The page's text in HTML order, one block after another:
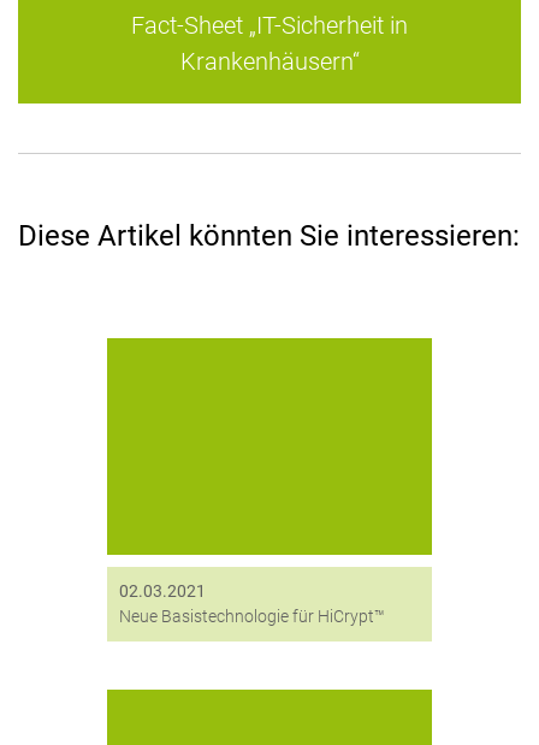
Fact-Sheet „IT-Sicherheit in
Krankenhäusern“
Diese Artikel könnten Sie interessieren:
02.03.2021
Neue Basistechnologie für HiCrypt™